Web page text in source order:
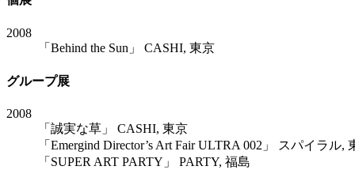
2008
「Behind the Sun」 CASHI, 東京
グループ展
2008
「誠実な草」 CASHI, 東京
「Emergind Director’s Art Fair ULTRA 002」 スパイラル,
「SUPER ART PARTY」 PARTY, 福島